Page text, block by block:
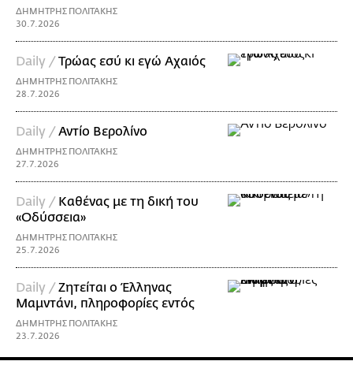
ΔΗΜΗΤΡΗΣ ΠΟΛΙΤΑΚΗΣ
30.7.2026
Daily / Τρώας εσύ κι εγώ Αχαιός
ΔΗΜΗΤΡΗΣ ΠΟΛΙΤΑΚΗΣ
28.7.2026
Daily / Αντίο Βερολίνο
ΔΗΜΗΤΡΗΣ ΠΟΛΙΤΑΚΗΣ
27.7.2026
Daily / Καθένας με τη δική του
«Οδύσσεια»
ΔΗΜΗΤΡΗΣ ΠΟΛΙΤΑΚΗΣ
25.7.2026
Daily / Ζητείται ο Έλληνας
Μαμντάνι, πληροφορίες εντός
ΔΗΜΗΤΡΗΣ ΠΟΛΙΤΑΚΗΣ
23.7.2026